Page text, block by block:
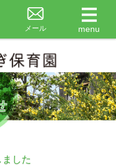
メール
ました